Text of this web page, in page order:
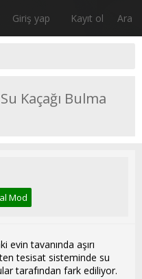
Giriş yap Kayıt ol Ara
Kaçağı Bulma
Mod
tavanında aşırı
tesisat sisteminde su
tarafından fark ediliyor.